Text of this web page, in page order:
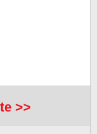
>>